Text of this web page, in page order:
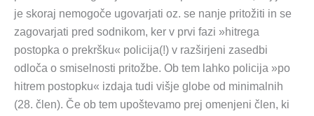
je skoraj nemogoče ugovarjati oz. se nanje pritožiti in se
zagovarjati pred sodnikom, ker v prvi fazi »hitrega
postopka o prekršku« policija(!) v razširjeni zasedbi
odloča o smiselnosti pritožbe. Ob tem lahko policija »po
hitrem postopku« izdaja tudi višje globe od minimalnih
(28. člen). Če ob tem upoštevamo prej omenjeni člen, ki